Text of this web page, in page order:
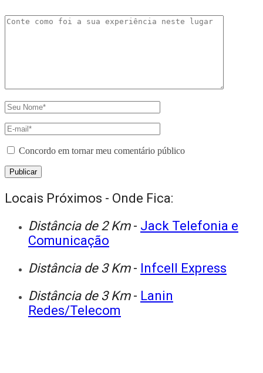
Concordo em tornar meu comentário público
Locais Próximos - Onde Fica:
Distância de 2 Km - Jack Telefonia e
Comunicação
Distância de 3 Km - Infcell Express
Distância de 3 Km - Lanin
Redes/Telecom